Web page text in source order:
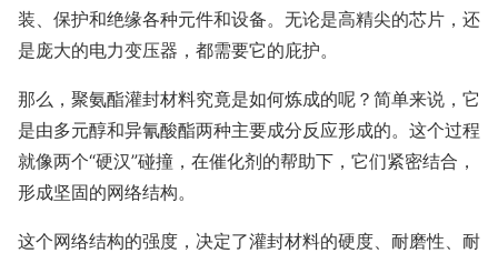
装、保护和绝缘各种元件和设备。无论是高精尖的芯片，还
是庞大的电力变压器，都需要它的庇护。
那么，聚氨酯灌封材料究竟是如何炼成的呢？简单来说，它
是由多元醇和异氰酸酯两种主要成分反应形成的。这个过程
就像两个“硬汉”碰撞，在催化剂的帮助下，它们紧密结合，
形成坚固的网络结构。
这个网络结构的强度，决定了灌封材料的硬度、耐磨性、耐